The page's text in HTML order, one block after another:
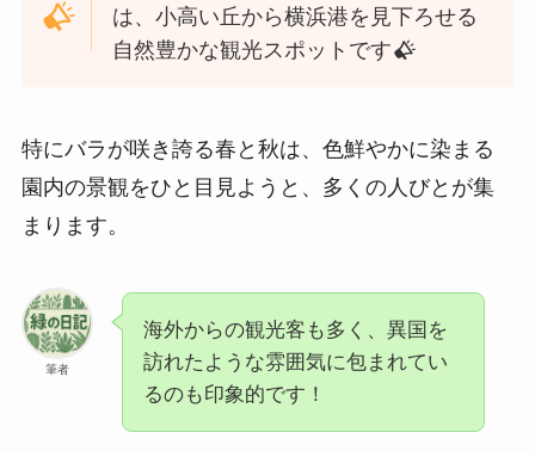
は、小高い丘から横浜港を見下ろせる
自然豊かな観光スポットです
特にバラが咲き誇る春と秋は、色鮮やかに染まる
園内の景観をひと目見ようと、多くの人びとが集
まります。
筆者
海外からの観光客も多く、異国を
訪れたような雰囲気に包まれてい
るのも印象的です！